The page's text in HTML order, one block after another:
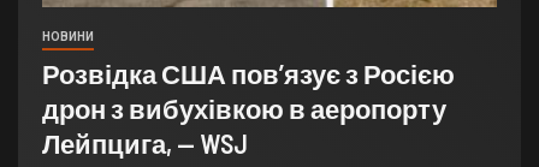
НОВИНИ
Розвідка США пов’язує з Росією
дрон з вибухівкою в аеропорту
Лейпцига, — WSJ